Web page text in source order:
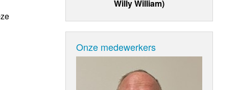
Willy William)
Onze medewerkers